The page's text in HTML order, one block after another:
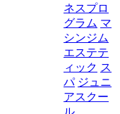
ネスプロ
グラム マ
シンジム
エステテ
ィック ス
パ ジュニ
アスクー
ル